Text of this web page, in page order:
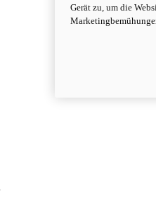
Gerät zu, um die